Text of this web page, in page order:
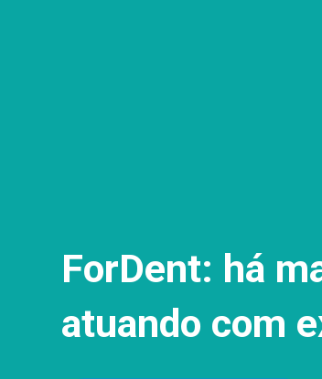
ForDent: há
atuando com